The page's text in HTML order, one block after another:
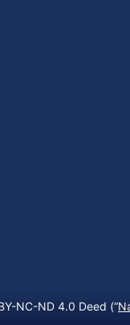
NC-ND 4.0 Deed (“